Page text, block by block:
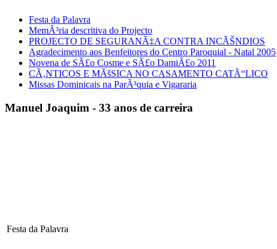
Festa da Palavra
MemÃ³ria descritiva do Projecto
PROJECTO DE SEGURANÃ‡A CONTRA INCÃŠNDIOS
Agradecimento aos Benfeitores do Centro Paroquial - Natal 2005
Novena de SÃ£o Cosme e SÃ£o DamiÃ£o 2011
CÃ‚NTICOS E MÃšSICA NO CASAMENTO CATÃ“LICO
Missas Dominicais na ParÃ³quia e Vigararia
Manuel Joaquim - 33 anos de carreira
Festa da Palavra